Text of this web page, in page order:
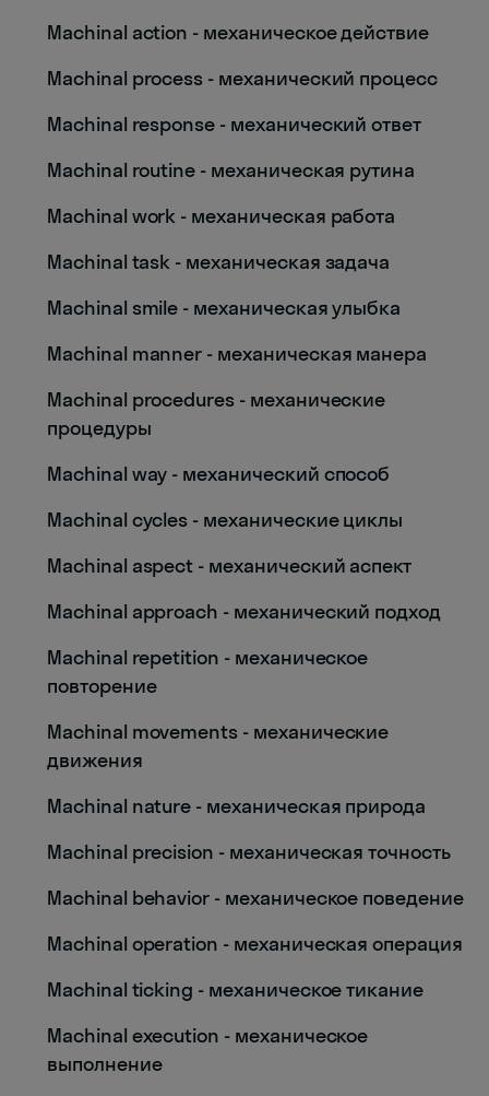
Machinal action - механическое действие
Machinal process - механический процесс
Machinal response - механический ответ
Machinal routine - механическая рутина
Machinal work - механическая работа
Machinal task - механическая задача
Machinal smile - механическая улыбка
Machinal manner - механическая манера
Machinal procedures - механические
процедуры
Machinal way - механический способ
Machinal cycles - механические циклы
Machinal aspect - механический аспект
Machinal approach - механический подход
Machinal repetition - механическое
повторение
Machinal movements - механические
движения
Machinal nature - механическая природа
Machinal precision - механическая точность
Machinal behavior - механическое поведение
Machinal operation - механическая операция
Machinal ticking - механическое тикание
Machinal execution - механическое
выполнение